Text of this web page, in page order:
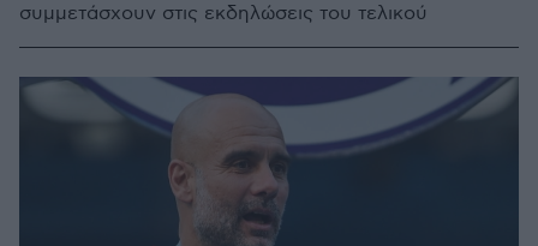
συμμετάσχουν στις εκδηλώσεις του τελικού